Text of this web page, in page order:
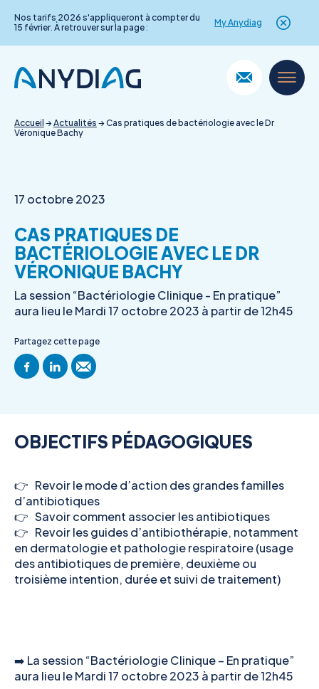
Nos tarifs 2026 s'appliqueront à compter du
15 février. À retrouver sur la page :
My Anydiag
content
Accueil →Actualités →Cas pratiques de bactériologie avec le Dr
Véronique Bachy
17 octobre 2023
CAS PRATIQUES DE
BACTÉRIOLOGIE AVEC LE DR
VÉRONIQUE BACHY
La session “Bactériologie Clinique - En pratique”
aura lieu le Mardi 17 octobre 2023 à partir de 12h45
Partagez cette page
OBJECTIFS PÉDAGOGIQUES
👉 Revoir le mode d’action des grandes familles
d’antibiotiques
👉 Savoir comment associer les antibiotiques
👉 Revoir les guides d’antibiothérapie, notamment
en dermatologie et pathologie respiratoire (usage
des antibiotiques de première, deuxième ou
troisième intention, durée et suivi de traitement)
➡️ La session “Bactériologie Clinique – En pratique”
aura lieu le Mardi 17 octobre 2023 à partir de 12h45